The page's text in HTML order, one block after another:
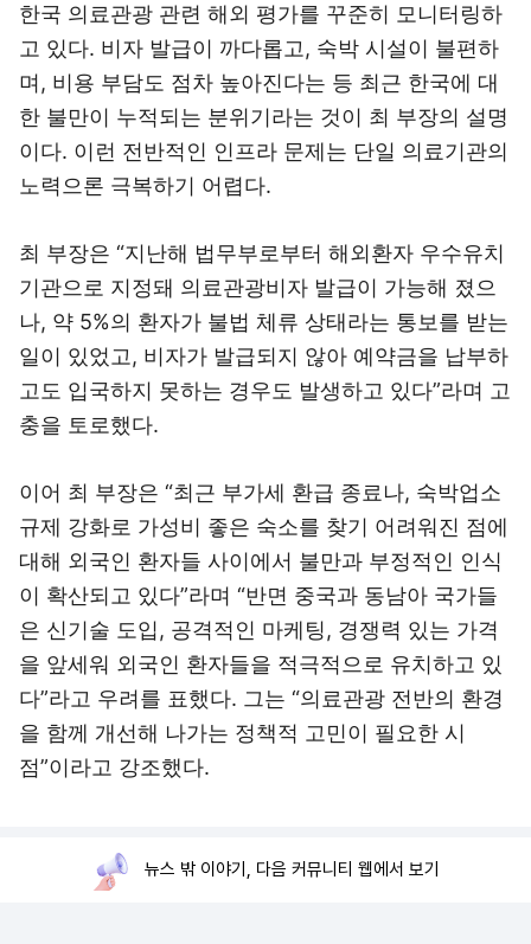
한국 의료관광 관련 해외 평가를 꾸준히 모니터링하
고 있다. 비자 발급이 까다롭고, 숙박 시설이 불편하
며, 비용 부담도 점차 높아진다는 등 최근 한국에 대
한 불만이 누적되는 분위기라는 것이 최 부장의 설명
이다. 이런 전반적인 인프라 문제는 단일 의료기관의
노력으론 극복하기 어렵다.
최 부장은 “지난해 법무부로부터 해외환자 우수유치
기관으로 지정돼 의료관광비자 발급이 가능해 졌으
나, 약 5%의 환자가 불법 체류 상태라는 통보를 받는
일이 있었고, 비자가 발급되지 않아 예약금을 납부하
고도 입국하지 못하는 경우도 발생하고 있다”라며 고
충을 토로했다.
이어 최 부장은 “최근 부가세 환급 종료나, 숙박업소
규제 강화로 가성비 좋은 숙소를 찾기 어려워진 점에
대해 외국인 환자들 사이에서 불만과 부정적인 인식
이 확산되고 있다”라며 “반면 중국과 동남아 국가들
은 신기술 도입, 공격적인 마케팅, 경쟁력 있는 가격
을 앞세워 외국인 환자들을 적극적으로 유치하고 있
다”라고 우려를 표했다. 그는 “의료관광 전반의 환경
을 함께 개선해 나가는 정책적 고민이 필요한 시
점”이라고 강조했다.
뉴스 밖 이야기, 다음 커뮤니티 웹에서 보기